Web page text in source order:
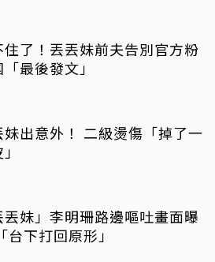
住了！丟丟妹前夫告別官方粉
最後發文」
外！ 二級燙傷「掉了一
丟妹」李明珊路邊嘔吐畫面曝
台下打回原形」